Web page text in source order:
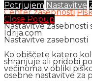
Potrjujem Nastavitve
Center zasebnosti
Close Popup
Nastavitve zasebnosti
Idrija.com
Nastavitve zasebnosti
Ko obiščete katero
shranjuje ali pridobi
večinoma v obliki
osebne nastavitve za